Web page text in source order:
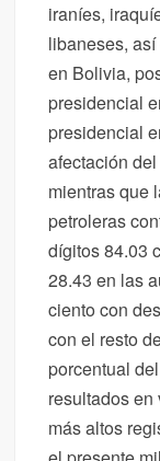
iraníes,
libaneses,
en Bolivia,
presidencial
presidencial
afectación
mientras que
petroleras
dígitos 84.03
28.43 en las
ciento con
con el resto
porcentual
resultados
más altos